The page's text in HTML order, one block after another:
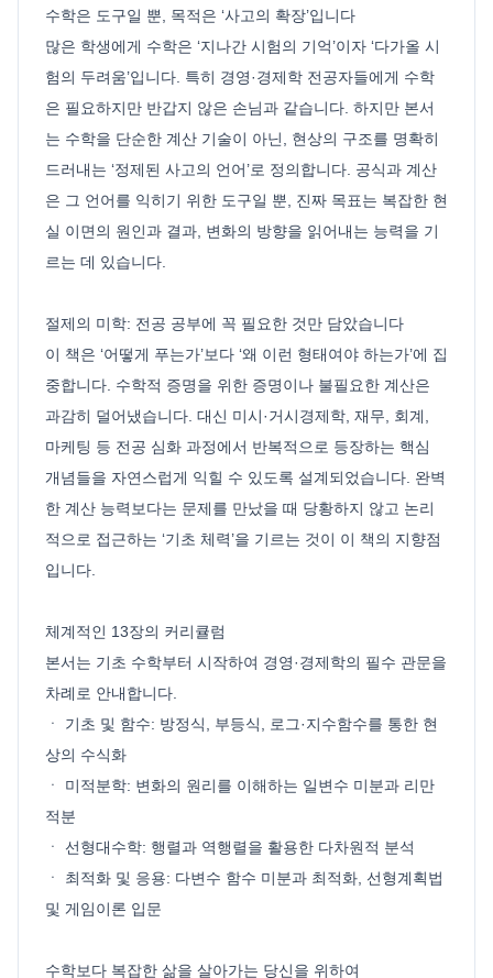
수학은 도구일 뿐, 목적은 ‘사고의 확장’입니다
많은 학생에게 수학은 ‘지나간 시험의 기억’이자 ‘다가올 시
험의 두려움’입니다. 특히 경영·경제학 전공자들에게 수학
은 필요하지만 반갑지 않은 손님과 같습니다. 하지만 본서
는 수학을 단순한 계산 기술이 아닌, 현상의 구조를 명확히
드러내는 ‘정제된 사고의 언어’로 정의합니다. 공식과 계산
은 그 언어를 익히기 위한 도구일 뿐, 진짜 목표는 복잡한 현
실 이면의 원인과 결과, 변화의 방향을 읽어내는 능력을 기
르는 데 있습니다.
절제의 미학: 전공 공부에 꼭 필요한 것만 담았습니다
이 책은 ‘어떻게 푸는가’보다 ‘왜 이런 형태여야 하는가’에 집
중합니다. 수학적 증명을 위한 증명이나 불필요한 계산은
과감히 덜어냈습니다. 대신 미시·거시경제학, 재무, 회계,
마케팅 등 전공 심화 과정에서 반복적으로 등장하는 핵심
개념들을 자연스럽게 익힐 수 있도록 설계되었습니다. 완벽
한 계산 능력보다는 문제를 만났을 때 당황하지 않고 논리
적으로 접근하는 ‘기초 체력’을 기르는 것이 이 책의 지향점
입니다.
체계적인 13장의 커리큘럼
본서는 기초 수학부터 시작하여 경영·경제학의 필수 관문을
차례로 안내합니다.
ㆍ 기초 및 함수: 방정식, 부등식, 로그·지수함수를 통한 현
상의 수식화
ㆍ 미적분학: 변화의 원리를 이해하는 일변수 미분과 리만
적분
ㆍ 선형대수학: 행렬과 역행렬을 활용한 다차원적 분석
ㆍ 최적화 및 응용: 다변수 함수 미분과 최적화, 선형계획법
및 게임이론 입문
수학보다 복잡한 삶을 살아가는 당신을 위하여